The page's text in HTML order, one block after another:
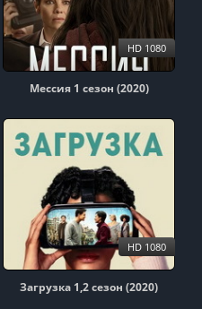
Мессия 1 сезон (2020)
HD 1080
Загрузка 1,2 сезон (2020)
HD 1080